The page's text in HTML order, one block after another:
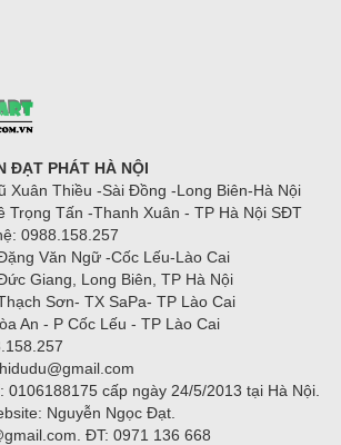
ĐẠT PHÁT HÀ NỘI
Xuân Thiều -Sài Đồng -Long Biên-Hà Nội
Trọng Tấn -Thanh Xuân - TP Hà Nội SĐT
0988.158.257
Văn Ngữ -Cốc Lếu-Lào Cai
Giang, Long Biên, TP Hà Nội
Sơn- TX SaPa- TP Lào Cai
An - P Cốc Lếu - TP Lào Cai
0106188175 cấp ngày 24/5/2013 tại Hà Nội.
Nguyễn Ngọc Đạt.
ĐT: 0971 136 668